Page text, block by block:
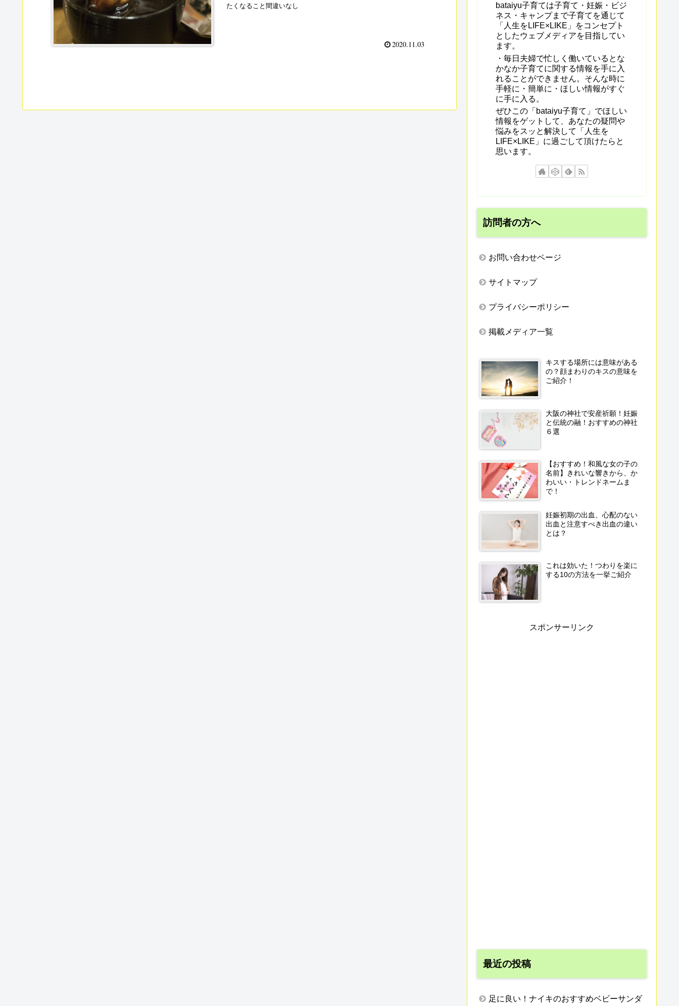
たくなること間違いなし
2020.11.03
bataiyu子育ては子育て・妊娠・ビジ
ネス・キャンプまで子育てを通じて
「人生をLIFE×LIKE」をコンセプト
としたウェブメディアを目指してい
ます。
・毎日夫婦で忙しく働いているとな
かなか子育てに関する情報を手に入
れることができません。そんな時に
手軽に・簡単に・ほしい情報がすぐ
に手に入る。
ぜひこの「bataiyu子育て」でほしい
情報をゲットして、あなたの疑問や
悩みをスッと解決して「人生を
LIFE×LIKE」に過ごして頂けたらと
思います。
訪問者の方へ
お問い合わせページ
サイトマップ
プライバシーポリシー
掲載メディア一覧
キスする場所には意味がある
の？顔まわりのキスの意味を
ご紹介！
大阪の神社で安産祈願！妊娠
と伝統の融！おすすめの神社
６選
【おすすめ！和風な女の子の
名前】きれいな響きから、か
わいい・トレンドネームま
で！
妊娠初期の出血、心配のない
出血と注意すべき出血の違い
とは？
これは効いた！つわりを楽に
する10の方法を一挙ご紹介
スポンサーリンク
最近の投稿
足に良い！ナイキのおすすめベビーサンダ